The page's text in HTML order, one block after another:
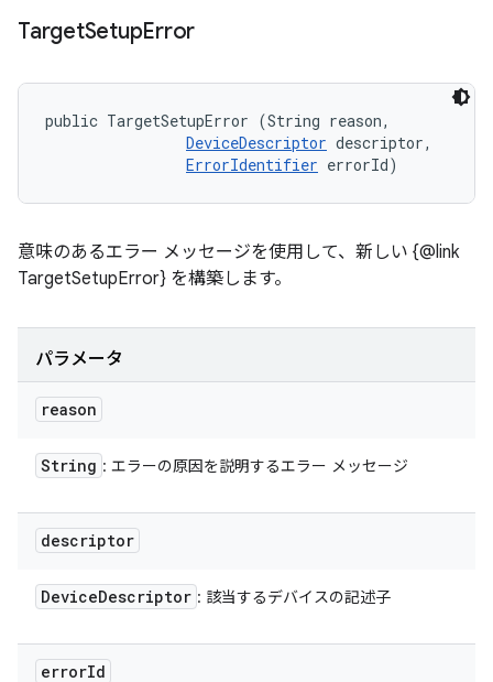
TargetSetupError
public TargetSetupError (String reason,
DeviceDescriptor descriptor,
ErrorIdentifier errorId)
意味のあるエラー メッセージを使用して、新しい {@link
TargetSetupError} を構築します。
パラメータ
reason
String : エラーの原因を説明するエラー メッセージ
descriptor
DeviceDescriptor : 該当するデバイスの記述子
errorId